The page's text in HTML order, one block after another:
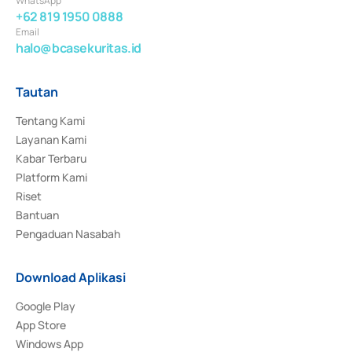
+62 819 1950 0888
Email
halo@bcasekuritas.id
Tautan
Tentang Kami
Layanan Kami
Kabar Terbaru
Platform Kami
Riset
Bantuan
Pengaduan Nasabah
Download Aplikasi
Google Play
App Store
Windows App